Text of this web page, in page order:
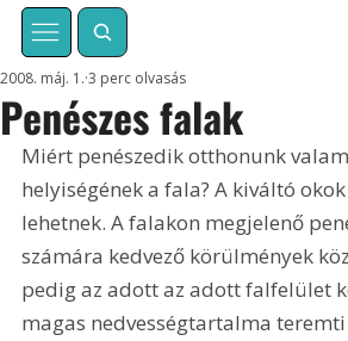
Penészes falak
2008. máj. 1. 3 perc olvasás
Miért penészedik otthonunk
helyiségének a fala? A kiváltó
lehetnek. A falakon megjelenő
számára kedvező körülmények
pedig az adott az adott falfelület
magas nedvességtartalma